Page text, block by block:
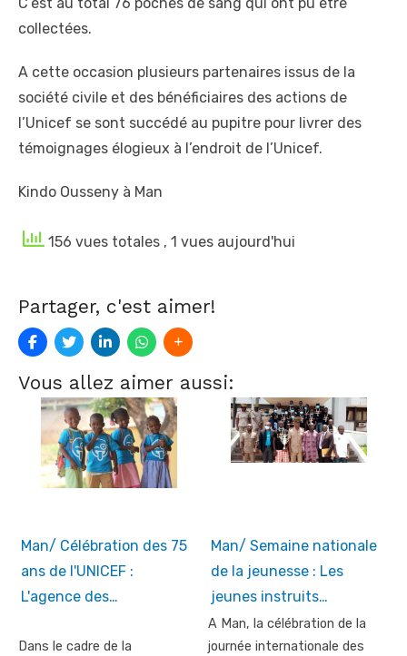
collectées.
A cette occasion plusieurs partenaires issus de la
société civile et des bénéficiaires des actions de
l’Unicef se sont succédé au pupitre pour livrer des
témoignages élogieux à l’endroit de l’Unicef.
Kindo Ousseny à Man
156 vues totales , 1 vues aujourd'hui
Partager, c'est aimer!
Vous allez aimer aussi:
Man/ Célébration des 75
ans de l'UNICEF :
L'agence des…
Dans le cadre de la
Man/ Semaine nationale
de la jeunesse : Les
jeunes instruits…
A Man, la célébration de la
journée internationale des